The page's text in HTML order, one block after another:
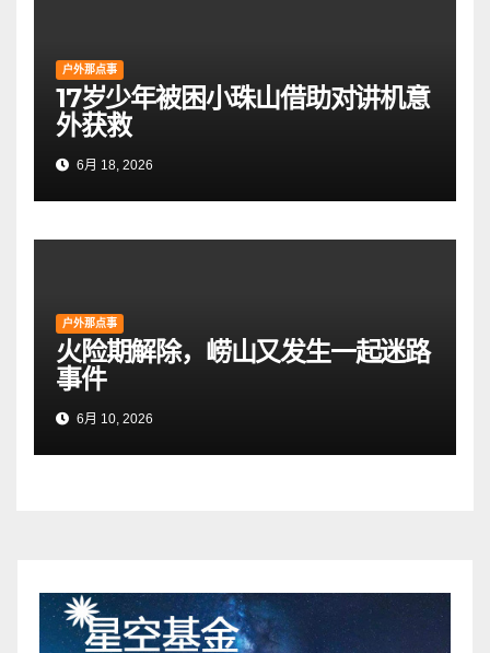
户外那点事
17岁少年被困小珠山借助对讲机意
外获救
6月 18, 2026
户外那点事
火险期解除，崂山又发生一起迷路
事件
6月 10, 2026